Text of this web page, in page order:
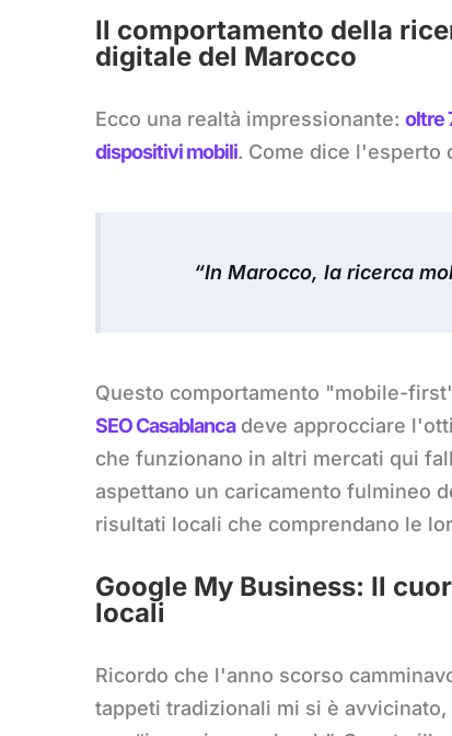
Il comportamento della
digitale del Marocco
Ecco una realtà impressionante: oltre
dispositivi mobili. Come dice l'esperto
“In Marocco, la ricerca
Questo comportamento "mobile-
SEO Casablancadeve approcciare
che funzionano in altri mercati qui
aspettano un caricamento fulmineo
risultati locali che comprendano le
Google My Business: Il
locali
Ricordo che l'anno scorso
tappeti tradizionali mi si è